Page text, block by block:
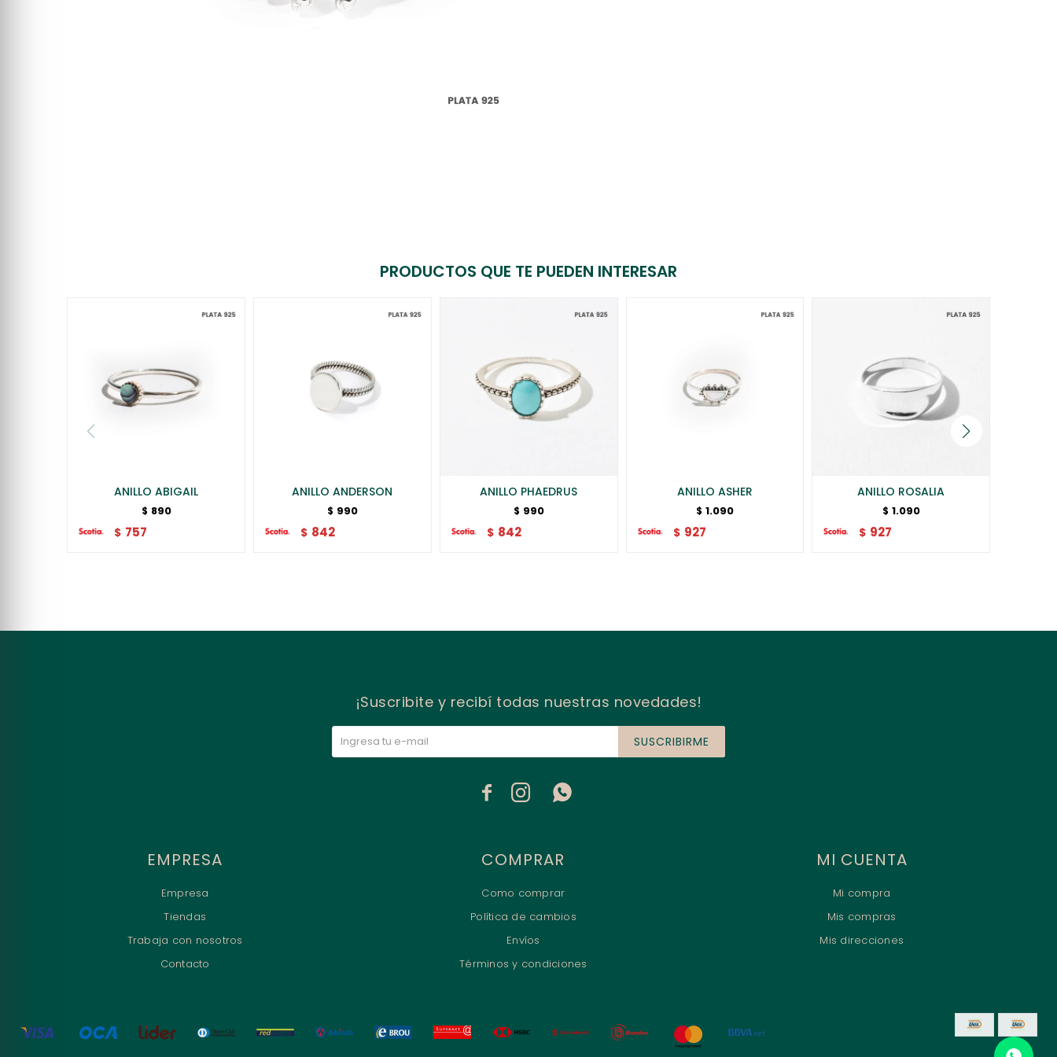
PRODUCTOS QUE TE PUEDEN INTERESAR
ANILLO ABIGAIL
$ 890
$ 757
ANILLO ANDERSON
$ 990
$ 842
ANILLO PHAEDRUS
$ 990
$ 842
ANILLO ASHER
$ 1.090
$ 927
ANILLO ROSALIA
$ 1.090
$ 927
EMPRESA
Empresa
Tiendas
Trabaja con nosotros
Contacto
COMPRAR
Como comprar
Política de cambios
Envíos
Términos y condiciones
MI CUENTA
Mi compra
Mis compras
Mis direcciones
¡Suscribite y recibí todas nuestras novedades!
SUSCRIBIRME
  